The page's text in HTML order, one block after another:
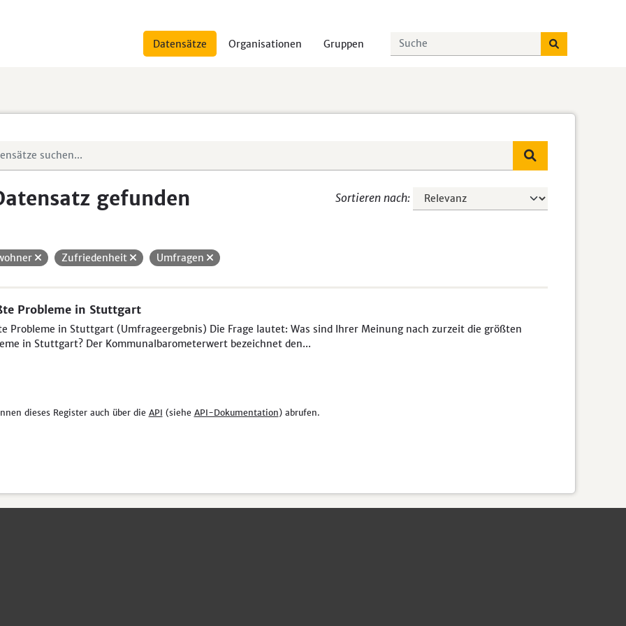
Datensätze Organisationen Gruppen
Sortieren nach
gefunden
Zufriedenheit Umfragen
Probleme in Stuttgart
Probleme in Stuttgart (Umfrageergebnis) Die Frage lautet: Was sind Ihrer Meinung nach zurzeit die größten
in Stuttgart? Der Kommunalbarometerwert bezeichnet den...
dieses Register auch über die API (siehe API-Dokumentation) abrufen.